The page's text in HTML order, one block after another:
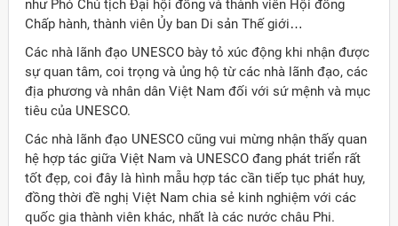
như Phó Chủ tịch Đại hội đồng và thành viên Hội đồng
Chấp hành, thành viên Ủy ban Di sản Thế giới…
Các nhà lãnh đạo UNESCO bày tỏ xúc động khi nhận được
sự quan tâm, coi trọng và ủng hộ từ các nhà lãnh đạo, các
địa phương và nhân dân Việt Nam đối với sứ mệnh và mục
tiêu của UNESCO.
Các nhà lãnh đạo UNESCO cũng vui mừng nhận thấy quan
hệ hợp tác giữa Việt Nam và UNESCO đang phát triển rất
tốt đẹp, coi đây là hình mẫu hợp tác cần tiếp tục phát huy,
đồng thời đề nghị Việt Nam chia sẻ kinh nghiệm với các
quốc gia thành viên khác, nhất là các nước châu Phi.